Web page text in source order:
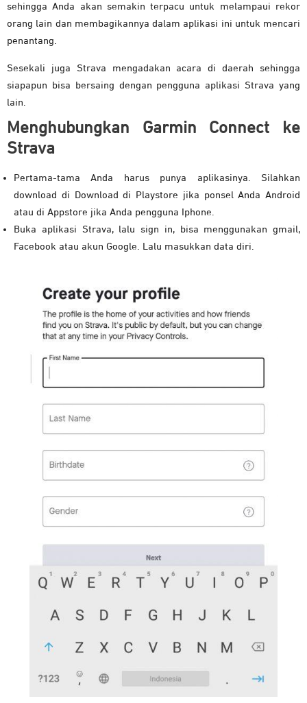
sehingga Anda akan semakin terpacu untuk melampaui rekor
orang lain dan membagikannya dalam aplikasi ini untuk mencari
penantang.
Sesekali juga Strava mengadakan acara di daerah sehingga
siapapun bisa bersaing dengan pengguna aplikasi Strava yang
lain.
Menghubungkan Garmin Connect ke
Strava
Pertama-tama Anda harus punya aplikasinya. Silahkan
download di Download di Playstore jika ponsel Anda Android
atau di Appstore jika Anda pengguna Iphone.
Buka aplikasi Strava, lalu sign in, bisa menggunakan gmail,
Facebook atau akun Google. Lalu masukkan data diri.